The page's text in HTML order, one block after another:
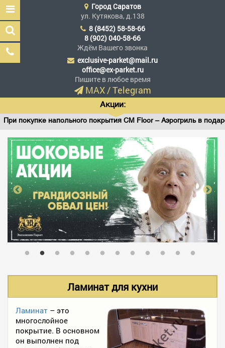
Эксклюзив Паркет
Мы сделали эксклюзив
доступным
ГЛАВНАЯ
АССОРТИМЕНТ
В НАЛИЧИИ
ФОТО РАБОТ
ГородСаратов
ул. Кутякова, д.138
8 (8452) 58-58-66
8 (902) 040-58-66
Ждём Вашего звонка
exclusive-parket@mail.ru
office@ex-parket.ru
Пишите в любое время
MAX/Telegram
Акции:
покупке напольного покрытия CM Floor – Аэрогриль в подарок!
Ламинат для кухни
Ламинат – это
многослойное
покрытие. В основном
он выполнен под